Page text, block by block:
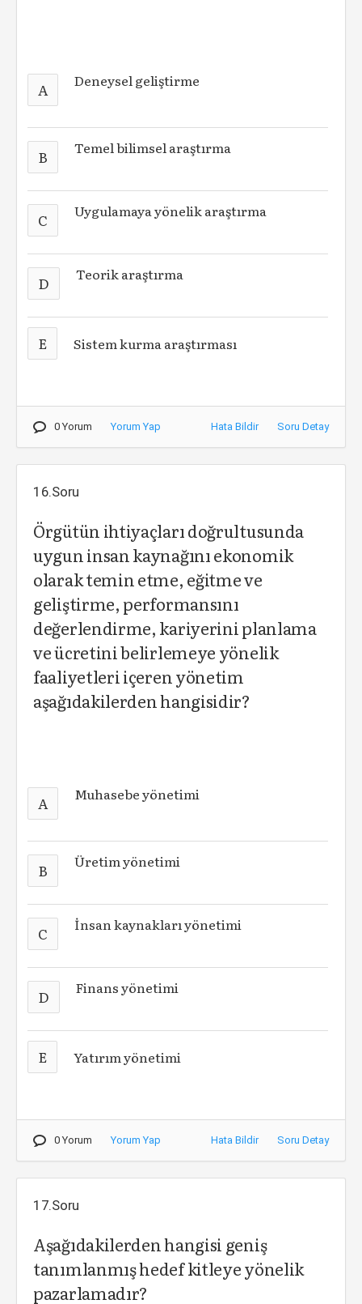
A Deneysel geliştirme
B Temel bilimsel araştırma
C Uygulamaya yönelik araştırma
D Teorik araştırma
E Sistem kurma araştırması
0 Yorum Yorum Yap Hata Bildir Soru Detay
16.Soru
Örgütün ihtiyaçları doğrultusunda
uygun insan kaynağını ekonomik
olarak temin etme, eğitme ve
geliştirme, performansını
değerlendirme, kariyerini planlama
ve ücretini belirlemeye yönelik
faaliyetleri içeren yönetim
aşağıdakilerden hangisidir?
A Muhasebe yönetimi
B Üretim yönetimi
C İnsan kaynakları yönetimi
D Finans yönetimi
E Yatırım yönetimi
0 Yorum Yorum Yap Hata Bildir Soru Detay
17.Soru
Aşağıdakilerden hangisi geniş
tanımlanmış hedef kitleye yönelik
pazarlamadır?